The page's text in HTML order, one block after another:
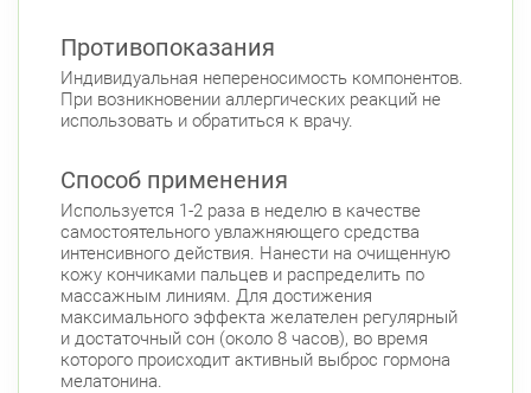
Пионерская Комендантский пр.
Фрунзенский район
Белы Куна, д.1, к.1 8:00-22:00
Противопоказания
Индивидуальная непереносимость компонентов.
При возникновении аллергических реакций не
использовать и обратиться к врачу.
Способ применения
Используется 1-2 раза в неделю в качестве
самостоятельного увлажняющего средства
интенсивного действия. Нанести на очищенную
кожу кончиками пальцев и распределить по
массажным линиям. Для достижения
максимального эффекта желателен регулярный
и достаточный сон (около 8 часов), во время
которого происходит активный выброс гормона
мелатонина.